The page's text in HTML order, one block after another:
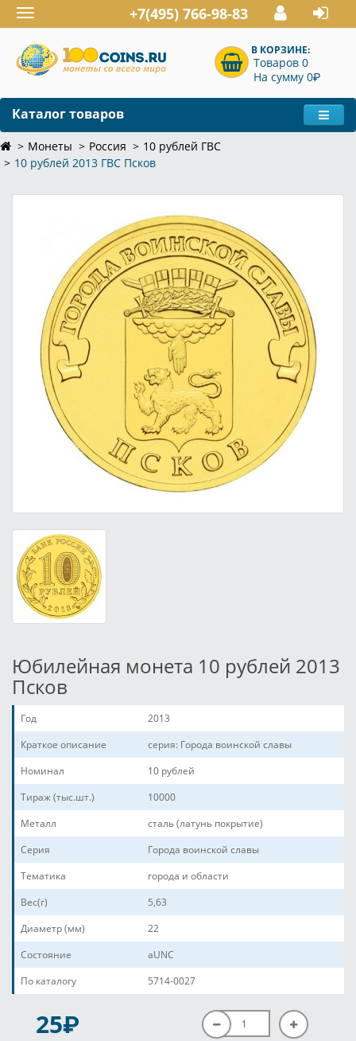
Toggle
navigation
+7(495) 766-98-83
В КОРЗИНЕ:
Товаров 0
На сумму 0P
Каталог товаров
Монеты Россия
10 рублей ГВС
10 рублей 2013 ГВС Псков
Юбилейная монета 10 рублей 2013
Псков
Год
2013
Краткое описание
серия: Города воинской славы
Номинал
10 рублей
Тираж (тыс.шт.)
10000
Металл
сталь (латунь покрытие)
Серия
Города воинской славы
Тематика
города и области
Вес(г)
5,63
Диаметр (мм)
22
Состояние
aUNC
По каталогу
5714-0027
25P